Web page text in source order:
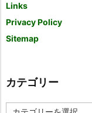
Links
Privacy Policy
Sitemap
カテゴリー